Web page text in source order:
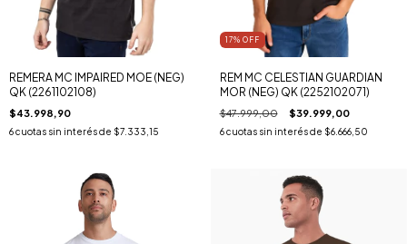
REMERA MC IMPAIRED MOE (NEG)
QK (2261102108)
$43.998,90
6cuotas sin interés de $7.333,15
17% OFF
REM MC CELESTIAN GUARDIAN
MOR (NEG) QK (2252102071)
$47.999,00 $39.999,00
6 cuotas sin interés de $6.666,50